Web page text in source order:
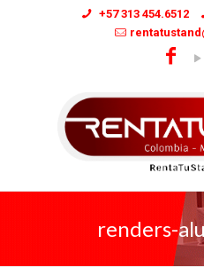
+57 313 454.6512
renders-